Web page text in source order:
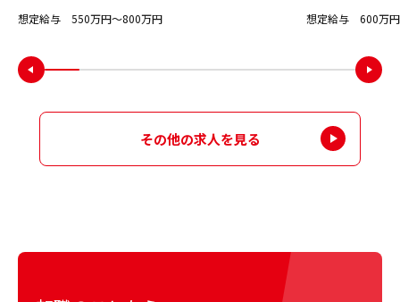
想定給与 550万円〜800万円 想定給与 600万
その他の求人を見る